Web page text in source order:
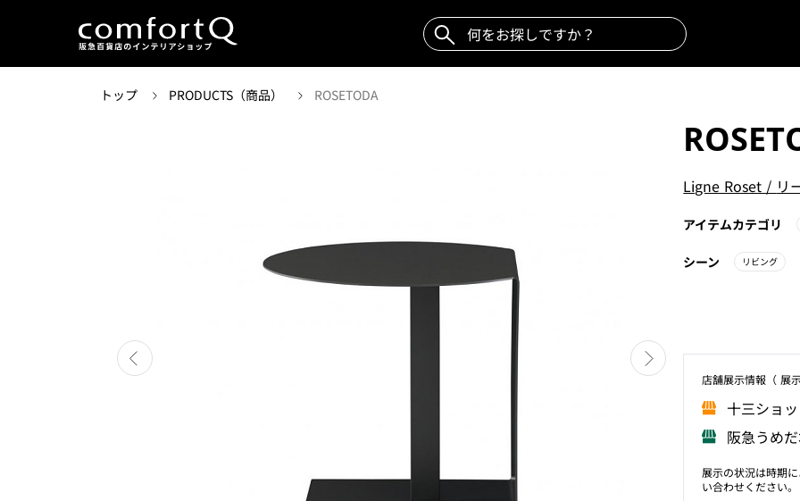
トップ PRODUCTS（商品） ROSETODA
Ligne Roset / リ
アイテムカテゴリ
シーン リビング
店舗展⽰情報（ 展
⼗三ショ
阪急うめ
展示の状況は時期
い合わせください。